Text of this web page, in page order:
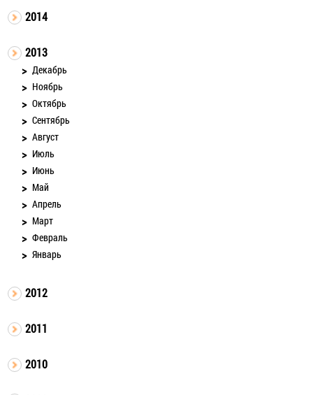
2014
2013
Декабрь
Ноябрь
Октябрь
Сентябрь
Август
Июль
Июнь
Май
Апрель
Март
Февраль
Январь
2012
2011
2010